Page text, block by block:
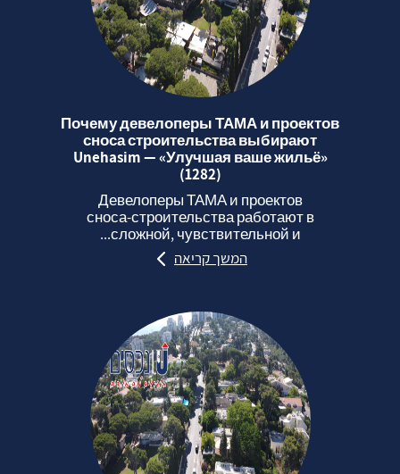
Почему девелоперы ТАМА и проектов
сноса строительства выбирают
Unehasim — «Улучшая ваше жильё»
(1282)
Девелоперы ТАМА и проектов
сноса‑строительства работают в
сложной, чувствительной и...
המשך קריאה